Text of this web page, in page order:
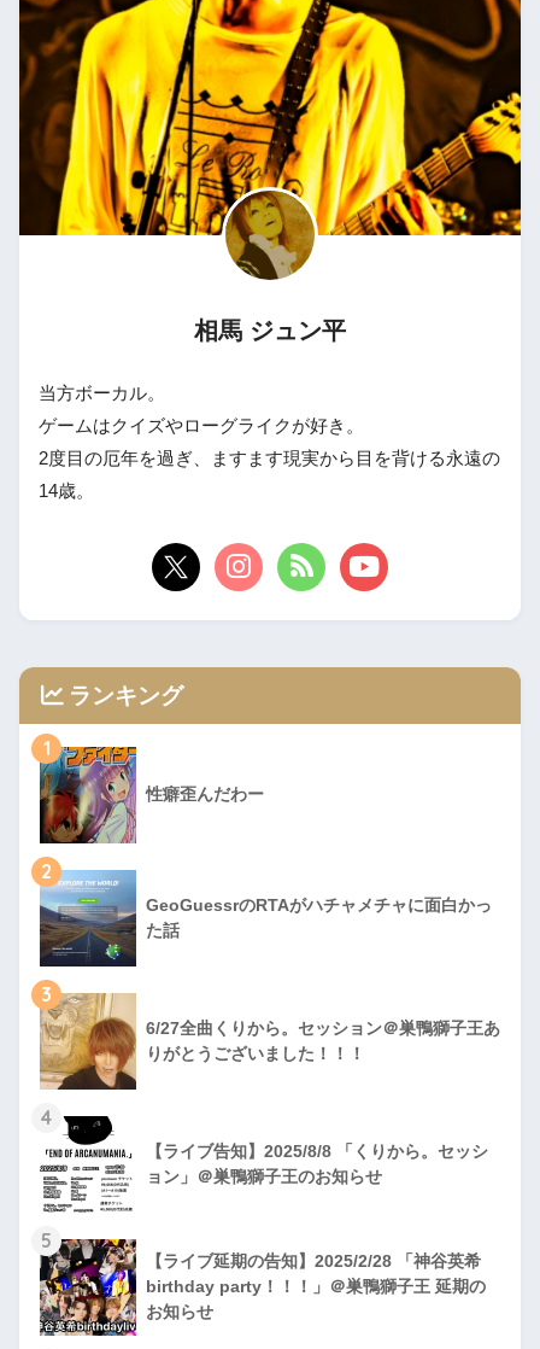
相馬 ジュン平
当方ボーカル。
ゲームはクイズやローグライクが好き。
2度目の厄年を過ぎ、ますます現実から目を背ける永遠の
14歳。
ランキング
1
性癖歪んだわー
2
GeoGuessrのRTAがハチャメチャに面白かっ
た話
3
6/27全曲くりから。セッション＠巣鴨獅子王あ
りがとうございました！！！
4
【ライブ告知】2025/8/8 「くりから。セッシ
ョン」＠巣鴨獅子王のお知らせ
5
【ライブ延期の告知】2025/2/28 「神谷英希
birthday party！！！」＠巣鴨獅子王 延期の
お知らせ